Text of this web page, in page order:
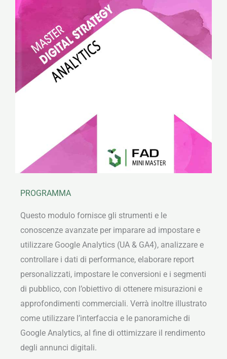
PROGRAMMA
Questo modulo fornisce gli strumenti e le
conoscenze avanzate per imparare ad impostare e
utilizzare Google Analytics (UA & GA4), analizzare e
controllare i dati di performance, elaborare report
personalizzati, impostare le conversioni e i segmenti
di pubblico, con l’obiettivo di ottenere misurazioni e
approfondimenti commerciali. Verrà inoltre illustrato
come utilizzare l’interfaccia e le panoramiche di
Google Analytics, al fine di ottimizzare il rendimento
degli annunci digitali.